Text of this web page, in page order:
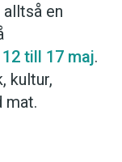
en
till 17 maj.
kultur,
mat.